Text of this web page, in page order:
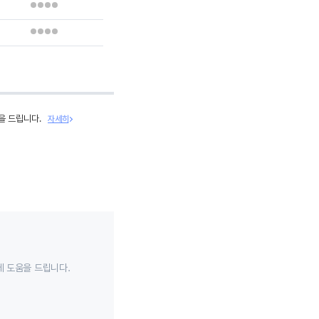
드립니다. 자세히
도움을 드립니다.